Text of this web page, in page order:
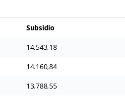
Subsídio
14.543,18
14.160,84
13.788,55